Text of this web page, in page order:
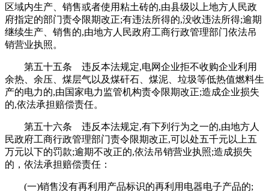
区域内生产、销售或者使用粘土砖的,由县级以上地方人民政
府指定的部门责令限期改正;有违法所得的,没收违法所得;逾期
继续生产、销售的,由地方人民政府工商行政管理部门依法吊
销营业执照。
第五十五条 违反本法规定,电网企业拒不收购企业利用
余热、余压、煤层气以及煤矸石、煤泥、垃圾等低热值燃料生
产的电力的,由国家电力监管机构责令限期改正;造成企业损失
的,依法承担赔偿责任。
第五十六条 违反本法规定,有下列行为之一的,由地方人
民政府工商行政管理部门责令限期改正,可以处五千元以上五
万元以下的罚款;逾期不改正的,依法吊销营业执照;造成损失
的，依法承担赔偿责任：
(一)销售没有再利用产品标识的再利用电器电子产品的;